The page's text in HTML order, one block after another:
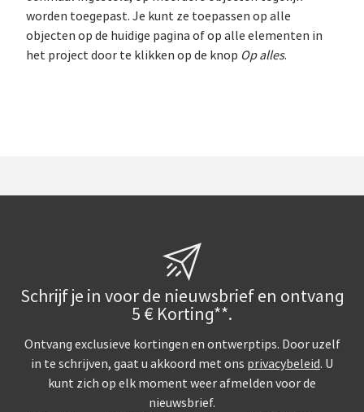
worden toegepast. Je kunt ze toepassen op alle
objecten op de huidige pagina of op alle elementen in
het project door te klikken op de knop Op alles.
Schrijf je in voor de nieuwsbrief en ontvang
5 € Korting**.
Ontvang exclusieve kortingen en ontwerptips. Door uzelf
in te schrijven, gaat u akkoord met ons privacybeleid. U
kunt zich op elk moment weer afmelden voor de
nieuwsbrief.